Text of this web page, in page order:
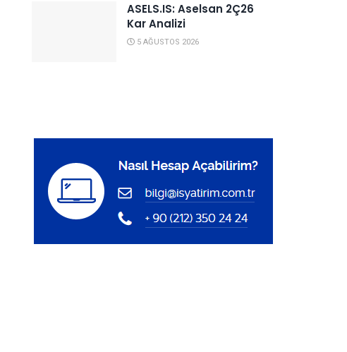
ASELS.IS: Aselsan 2Ç26
Kar Analizi
5 AĞUSTOS 2026